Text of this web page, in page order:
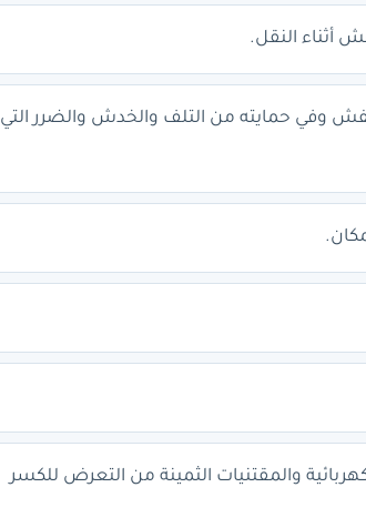
أثناء النقل.
وفي حمايته من التلف والخدش والضرر التي
والمقتنيات الثمينة من التعرض للكسر